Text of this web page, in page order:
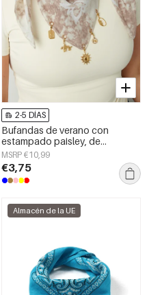
2-5 DÍAS
Bufandas de verano con
estampado paisley, de
algodón, ideales para
vacaciones y uso diario.
MSRP €10,99
€3,75
Almacén de la UE